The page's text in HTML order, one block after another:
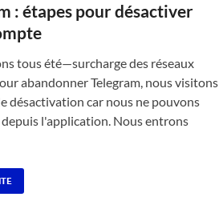
: étapes pour désactiver
tous été—surcharge des réseaux
abandonner Telegram, nous visitons
désactivation car nous ne pouvons
depuis l'application. Nous entrons